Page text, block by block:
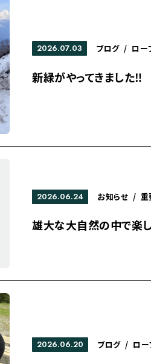
2026.07.03 ブログ / ロー
新緑がやってきました‼
2026.06.24 お知らせ / 重
雄大な大自然の中で楽
2026.06.20 ブログ / ロー